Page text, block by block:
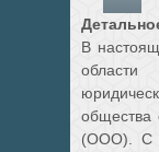
В
области
общества
(ООО). С